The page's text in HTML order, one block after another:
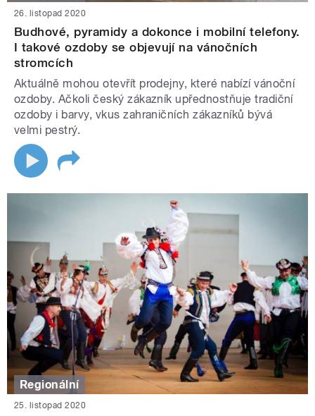
26. listopad 2020
Budhové, pyramidy a dokonce i mobilní telefony.
I takové ozdoby se objevují na vánočních
stromcích
Aktuálně mohou otevřít prodejny, které nabízí vánoční
ozdoby. Ačkoli český zákazník upřednostňuje tradiční
ozdoby i barvy, vkus zahraničních zákazníků bývá
velmi pestrý.
Regionální
25. listopad 2020